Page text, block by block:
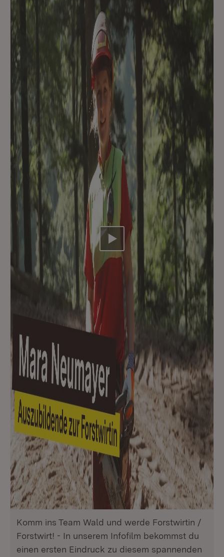
Video abspielen
Komm ins Team Wald und werde Forstwirtin /
Forstwirt! - In unserem Infofilm bekommst du
einen ersten Eindruck zu diesem spannenden